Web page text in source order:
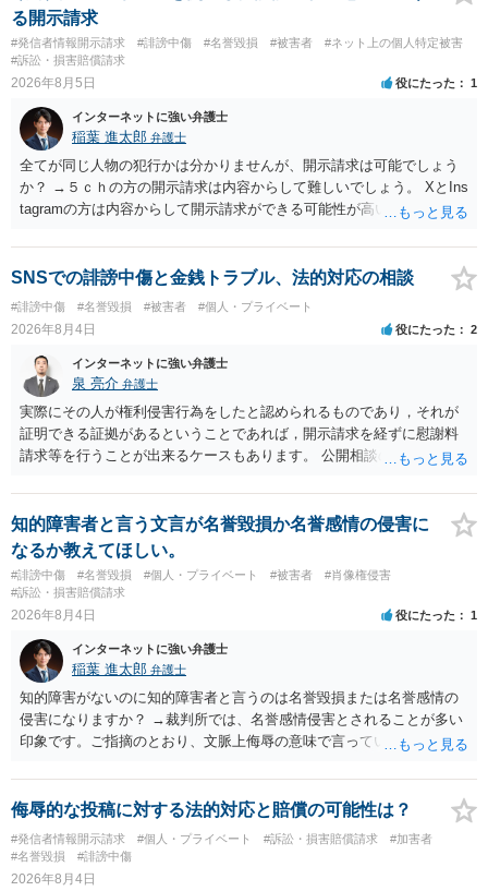
る開示請求
#発信者情報開示請求 #誹謗中傷 #名誉毀損 #被害者
#ネット上の個人特定被害
#訴訟・損害賠償請求
2026年8月5日 役にたった 1
インターネットに強い弁護士
稲葉 進太郎 弁護士
全てが同じ人物の犯行かは分かりませんが、開示請求は可能でしょう
か？ →５ｃｈの方の開示請求は内容からして難しいでしょう。 XとIns
tagramの方は内容からして開示請求ができる可能性が高いでしょう。
いでしょう。７月中にアカウントが削除されている場合、今から進め
ても失敗する可能性が高いように思われます。 相手を特定できた場
合、相手に全ての弁護士費用を負担させることは可能でしょうか？ →
訴訟外の交渉で相手方が認めれば負担させることができるでしょう。
訴訟で判決となった場合は、実際の弁護士費用が認められる場合と認
められない場合があり何ともいえないところでしょう。
SNSでの誹謗中傷と金銭トラブル、法的対応の相談
#誹謗中傷 #名誉毀損 #被害者 #個人・プライベート
2026年8月4日 役にたった 2
インターネットに強い弁護士
泉 亮介 弁護士
実際にその人が権利侵害行為をしたと認められるものであり，それが
証明できる証拠があるということであれば，開示請求を経ずに慰謝料
請求等を行うことが出来るケースもあります。 公開相談の場では回答
に個別に相談されると良いでしょう。
知的障害者と言う文言が名誉毀損か名誉感情の侵害に
なるか教えてほしい。
#誹謗中傷 #名誉毀損 #個人・プライベート #被害者
#肖像権侵害
#訴訟・損害賠償請求
2026年8月4日 役にたった 1
インターネットに強い弁護士
稲葉 進太郎 弁護士
知的障害がないのに知的障害者と言うのは名誉毀損または名誉感情の
侵害になりますか？ →裁判所では、名誉感情侵害とされることが多い
印象です。ご指摘のとおり、文脈上侮辱の意味で言っている点も加味
侮辱的な投稿に対する法的対応と賠償の可能性は？
#発信者情報開示請求 #個人・プライベート #訴訟・損害賠償請求
#加害者
#名誉毀損
#誹謗中傷
2026年8月4日